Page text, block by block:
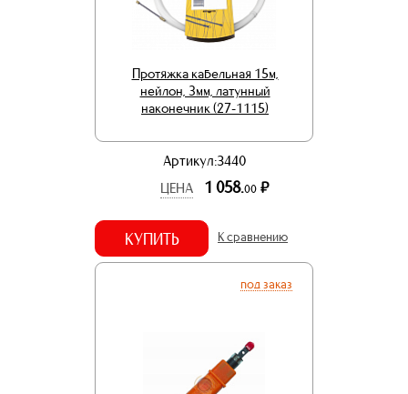
Протяжка кабельная 15м,
нейлон, 3мм, латунный
наконечник (27-1115)
Артикул:3440
ЦЕНА
1 058.00 р.
КУПИТЬ К сравнению
под заказ